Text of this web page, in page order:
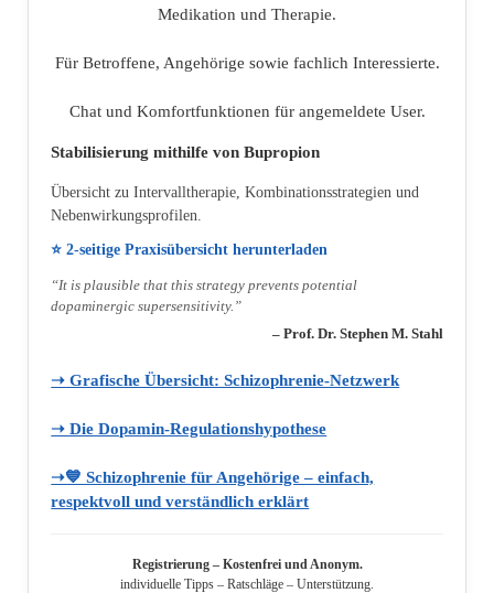
Medikation und Therapie.
Für Betroffene, Angehörige sowie fachlich Interessierte.
Chat und Komfortfunktionen für angemeldete User.
Stabilisierung mithilfe von Bupropion
Übersicht zu Intervalltherapie, Kombinationsstrategien und
Nebenwirkungsprofilen.
⭐ 2‑seitige Praxisübersicht herunterladen
“It is plausible that this strategy prevents potential
dopaminergic supersensitivity.”
– Prof. Dr. Stephen M. Stahl
➝ Grafische Übersicht: Schizophrenie‑Netzwerk
➝ Die Dopamin‑Regulationshypothese
➝💙 Schizophrenie für Angehörige – einfach,
respektvoll und verständlich erklärt
Registrierung – Kostenfrei und Anonym.
individuelle Tipps – Ratschläge – Unterstützung.